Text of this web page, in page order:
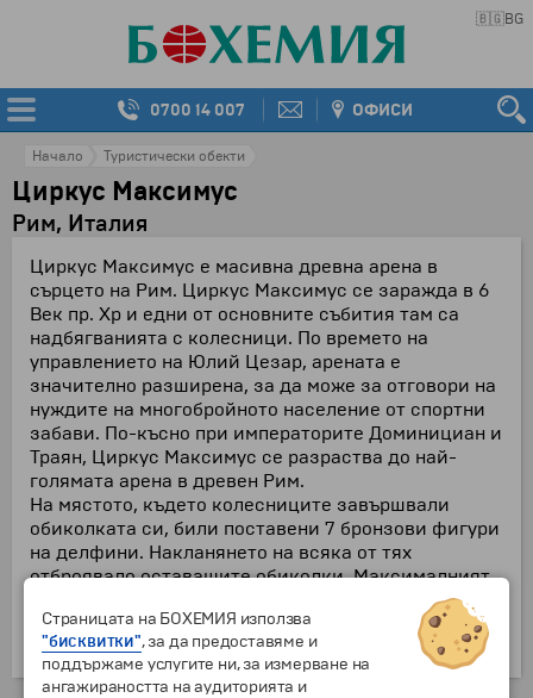
🇧🇬BG
0700 14 007 ОФИСИ
Начало Туристически обекти
Циркус Максимус
Рим, Италия
Циркус Максимус е масивна древна арена в
сърцето на Рим. Циркус Максимус се заражда в 6
Век пр. Хр и едни от основните събития там са
надбягванията с колесници. По времето на
управлението на Юлий Цезар, арената е
значително разширена, за да може за отговори на
нуждите на многобройното население от спортни
забави. По-късно при императорите Доминициан и
Траян, Циркус Максимус се разраства до най-
голямата арена в древен Рим.
На мястото, където колесниците завършвали
обиколката си, били поставени 7 бронзови фигури
на делфини. Накланянето на всяка от тях
отброявало оставащите обиколки. Максималният
брой колесници, които можели да участват в
състезанието е 12. Най-често само една успявала
да достигне финала.
Страницата на БОХЕМИЯ използва
"бисквитки", за да предоставяме и
поддържаме услугите ни, за измерване на
ангажираността на аудиторията и